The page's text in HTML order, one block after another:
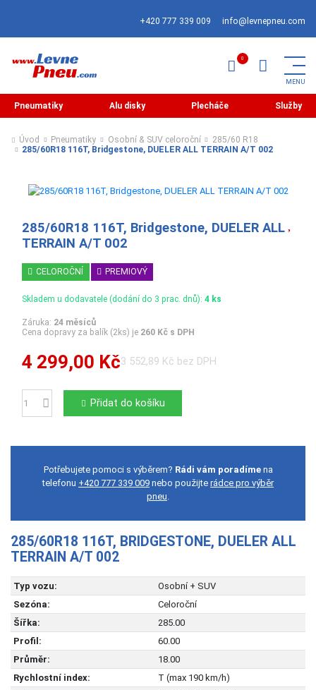
+420 777 339 009 info@levnepneu.com
Pneumatiky Alu disky Plecháče Služby
Úvod Pneumatiky Osobní & SUV celoroční
285/60 R18
285/60R18 116T, Bridgestone, DUELER ALL TERRAIN A/T 002
285/60R18 116T, Bridgestone, DUELER ALL
TERRAIN A/T 002
CELOROČNÍ PREMIOVÝ
Skladem u dodavatele (dodání do 3 prac. dnů):4 ks
Záruka: 24 měsíců
Cena dopravy za balík (2ks) je 260 Kč s DPH
4 299,00 Kč3 552,89 Kč bez DPH
Počet Přidat do košíku
Potřebujete pomoci s výběrem? Rádi vám poradímena
telefonu +420 777 339 009 nebo použijte rádce pro výběr
pneu.
285/60R18 116T, BRIDGESTONE, DUELER ALL
TERRAIN A/T 002
Typ vozu:
Osobní + SUV
Sezóna:
Celoroční
Šířka:
285.00
Profil:
60.00
Průměr:
18.00
Rychlostní index:
T (max 190 km/h)